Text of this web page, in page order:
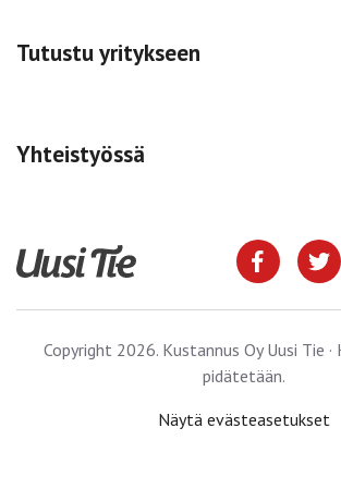
Tutustu yritykseen
Yhteistyössä
Copyright 2026. Kustannus Oy Uusi Tie ·
pidätetään.
Näytä evästeasetukset